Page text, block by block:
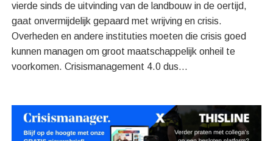
vierde sinds de uitvinding van de landbouw in de oertijd,
gaat onvermijdelijk gepaard met wrijving en crisis.
Overheden en andere instituties moeten die crisis goed
kunnen managen om groot maatschappelijk onheil te
voorkomen. Crisismanagement 4.0 dus…